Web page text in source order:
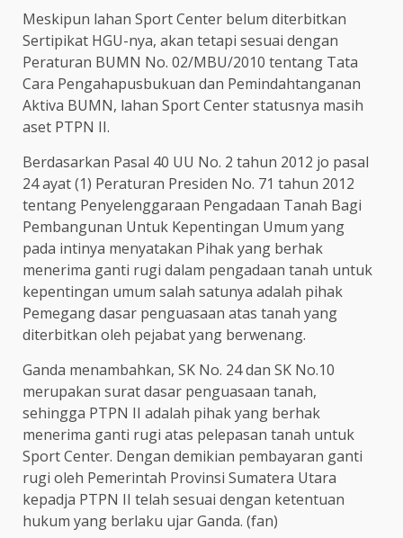
Meskipun lahan Sport Center belum diterbitkan
Sertipikat HGU-nya, akan tetapi sesuai dengan
Peraturan BUMN No. 02/MBU/2010 tentang Tata
Cara Pengahapusbukuan dan Pemindahtanganan
Aktiva BUMN, lahan Sport Center statusnya masih
aset PTPN II.
Berdasarkan Pasal 40 UU No. 2 tahun 2012 jo pasal
24 ayat (1) Peraturan Presiden No. 71 tahun 2012
tentang Penyelenggaraan Pengadaan Tanah Bagi
Pembangunan Untuk Kepentingan Umum yang
pada intinya menyatakan Pihak yang berhak
menerima ganti rugi dalam pengadaan tanah untuk
kepentingan umum salah satunya adalah pihak
Pemegang dasar penguasaan atas tanah yang
diterbitkan oleh pejabat yang berwenang.
Ganda menambahkan, SK No. 24 dan SK No.10
merupakan surat dasar penguasaan tanah,
sehingga PTPN II adalah pihak yang berhak
menerima ganti rugi atas pelepasan tanah untuk
Sport Center. Dengan demikian pembayaran ganti
rugi oleh Pemerintah Provinsi Sumatera Utara
kepadja PTPN II telah sesuai dengan ketentuan
hukum yang berlaku ujar Ganda. (fan)